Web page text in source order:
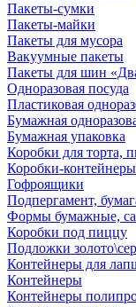
Пакеты-сумки
Пакеты-майки
Пакеты для мусора
Вакуумные пакеты
Пакеты для шин
Одноразовая посуда
Пластиковая
Бумажная
Бумажная упаковка
Коробки для торта,
Коробки-
Гофроящики
Подпергамент,
Формы бумажные,
Коробки под пиццу
Подложки
Контейнеры для
Контейнеры
Контейнеры